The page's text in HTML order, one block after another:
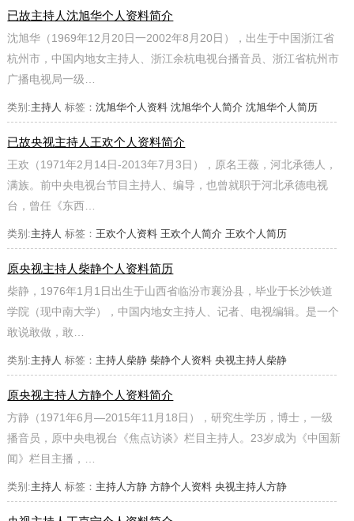
已故主持人沈旭华个人资料简介
沈旭华（1969年12月20日一2002年8月20日），出生于中国浙江省
杭州市，中国内地女主持人、浙江余杭电视台播音员、浙江省杭州市
广播电视局一级…
类别:主持人 标签：沈旭华个人资料 沈旭华个人简介 沈旭华个人简历
已故央视主持人王欢个人资料简介
王欢（1971年2月14日-2013年7月3日），原名王薇，河北承德人，
满族。前中央电视台节目主持人、编导，也曾就职于河北承德电视
台，曾任《东西…
类别:主持人 标签： 王欢个人资料 王欢个人简介 王欢个人简历
原央视主持人柴静个人资料简历
柴静，1976年1月1日出生于山西省临汾市襄汾县，毕业于长沙铁道
学院（现中南大学），中国内地女主持人、记者、电视编辑。是一个
敢说敢做，敢…
类别:主持人 标签： 主持人柴静 柴静个人资料 央视主持人柴静
原央视主持人方静个人资料简介
方静（1971年6月—2015年11月18日），研究生学历，博士，一级
播音员，原中央电视台《焦点访谈》栏目主持人。23岁成为《中国新
闻》栏目主播，…
类别:主持人 标签： 主持人方静 方静个人资料 央视主持人方静